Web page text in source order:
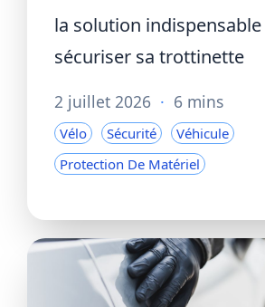
la solution
sécuriser sa trottinette
2 juillet 2026 · 6 mins
Vélo Sécurité
Véhicule
Protection De Matériel